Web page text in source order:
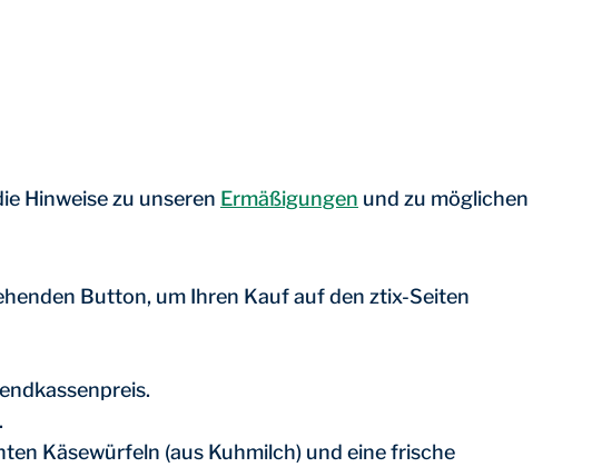
Hinweise zu unseren Ermäßigungen und zu möglichen
Button, um Ihren Kauf auf den ztix-Seiten
Käsewürfeln (aus Kuhmilch) und eine frische